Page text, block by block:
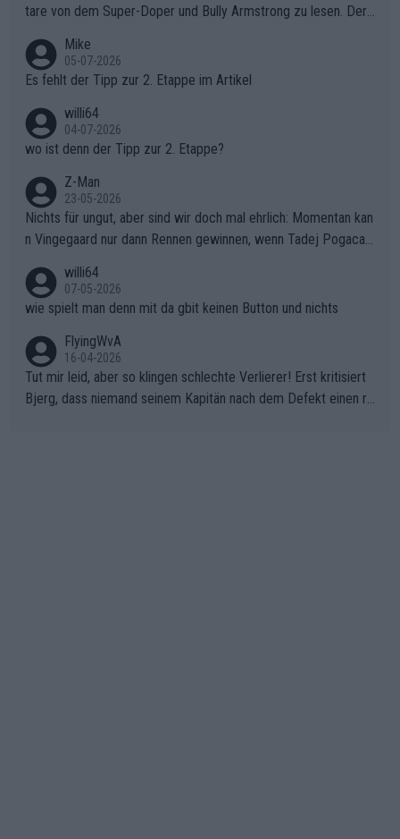
tare von dem Super-Doper und Bully Armstrong zu lesen. Der
r die gehört nicht in dieses Medium!
Mike
05-07-2026
Es fehlt der Tipp zur 2. Etappe im Artikel
willi64
04-07-2026
wo ist denn der Tipp zur 2. Etappe?
Z-Man
23-05-2026
Nichts für ungut, aber sind wir doch mal ehrlich: Momentan kan
n Vingegaard nur dann Rennen gewinnen, wenn Tadej Pogacar
willi64
07-05-2026
wie spielt man denn mit da gbit keinen Button und nichts
FlyingWvA
16-04-2026
Tut mir leid, aber so klingen schlechte Verlierer! Erst kritisiert
Bjerg, dass niemand seinem Kapitän nach dem Defekt einen ro